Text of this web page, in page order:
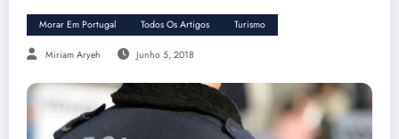
Morar Em Portugal Todos Os Artigos Turismo
Miriam Aryeh Junho 5, 2018